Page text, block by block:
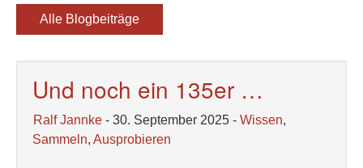
Alle Blogbeiträge
Und noch ein 135er …
Ralf Jannke - 30. September 2025 - Wissen,
Sammeln, Ausprobieren